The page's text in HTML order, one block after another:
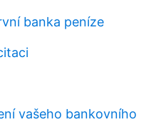
banka peníze
vašeho bankovního